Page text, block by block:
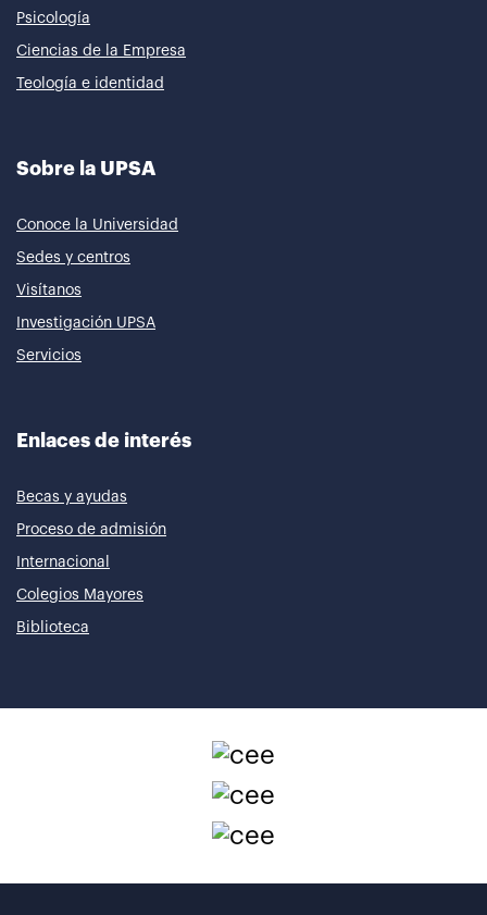
Psicología
Ciencias de la Empresa
Teología e identidad
Sobre la UPSA
Conoce la Universidad
Sedes y centros
Visítanos
Investigación UPSA
Servicios
Enlaces de interés
Becas y ayudas
Proceso de admisión
Internacional
Colegios Mayores
Biblioteca